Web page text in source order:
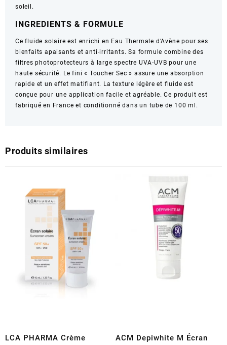
soleil.
INGREDIENTS & FORMULE
Ce fluide solaire est enrichi en Eau Thermale d’Avène pour ses
bienfaits apaisants et anti-irritants. Sa formule combine des
filtres photoprotecteurs à large spectre UVA-UVB pour une
haute sécurité. Le fini « Toucher Sec » assure une absorption
rapide et un effet matifiant. La texture légère et fluide est
conçue pour une application facile et agréable. Ce produit est
fabriqué en France et conditionné dans un tube de 100 ml.
Produits similaires
LCA PHARMA Crème
ACM Depiwhite M Écran